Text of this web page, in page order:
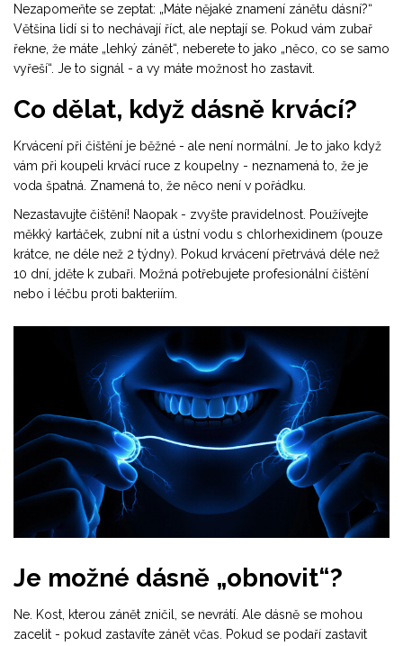
Nezapomeňte se zeptat: „Máte nějaké znamení zánětu dásní?“
Většina lidí si to nechávají říct, ale neptají se. Pokud vám zubař
řekne, že máte „lehký zánět“, neberete to jako „něco, co se samo
vyřeší“. Je to signál - a vy máte možnost ho zastavit.
Co dělat, když dásně krvácí?
Krvácení při čištění je běžné - ale není normální. Je to jako když
vám při koupeli krvácí ruce z koupelny - neznamená to, že je
voda špatná. Znamená to, že něco není v pořádku.
Nezastavujte čištění! Naopak - zvyšte pravidelnost. Používejte
měkký kartáček, zubní nit a ústní vodu s chlorhexidinem (pouze
krátce, ne déle než 2 týdny). Pokud krvácení přetrvává déle než
10 dní, jděte k zubaři. Možná potřebujete profesionální čištění
nebo i léčbu proti bakteriím.
Je možné dásně „obnovit“?
Ne. Kost, kterou zánět zničil, se nevrátí. Ale dásně se mohou
zacelit - pokud zastavíte zánět včas. Pokud se podaří zastavit